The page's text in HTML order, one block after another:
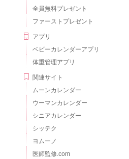
全員無料プレゼント
ファーストプレゼント
アプリ
ベビーカレンダーアプリ
体重管理アプリ
関連サイト
ムーンカレンダー
ウーマンカレンダー
シニアカレンダー
シッテク
ヨムーノ
医師監修.com